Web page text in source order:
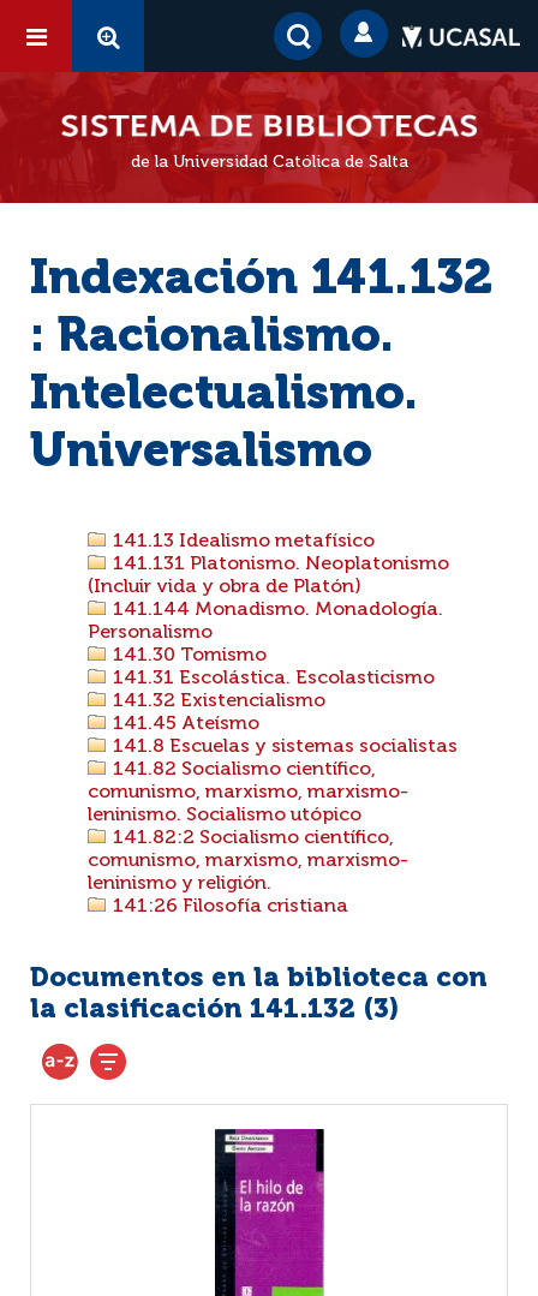
de la Universidad Católica de Salta
Indexación 141.132
: Racionalismo.
Intelectualismo.
Universalismo
141.13 Idealismo metafísico
141.131 Platonismo. Neoplatonismo
(Incluir vida y obra de Platón)
141.144 Monadismo. Monadología.
Personalismo
141.30 Tomismo
141.31 Escolástica. Escolasticismo
141.32 Existencialismo
141.45 Ateísmo
141.8 Escuelas y sistemas socialistas
141.82 Socialismo científico,
comunismo, marxismo, marxismo-
leninismo. Socialismo utópico
141.82:2 Socialismo científico,
comunismo, marxismo, marxismo-
leninismo y religión.
141:26 Filosofía cristiana
Documentos en la biblioteca con
la clasificación 141.132 (3)